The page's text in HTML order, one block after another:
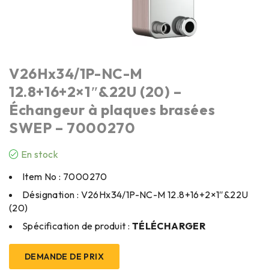
V26Hx34/1P-NC-M
12.8+16+2×1″&22U (20) –
Échangeur à plaques brasées
SWEP – 7000270
En stock
Item No : 7000270
Désignation : V26Hx34/1P-NC-M 12.8+16+2×1″&22U
(20)
Spécification de produit : TÉLÉCHARGER
DEMANDE DE PRIX